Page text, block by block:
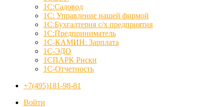
1С:Садовод
1С: Управление нашей фирмой
1С:Бухгалтерия с/х предприятия
1С:Предприниматель
1С-КАМИН: Зарплата
1С-ЭДО
1СПАРК Риски
1С-Отчетность
+7(495)181-98-81
Войти